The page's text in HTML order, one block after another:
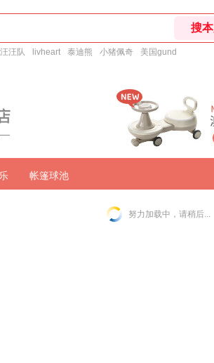
汪汪队 livheart 泰迪熊 小猪佩奇 美国gund
帐篷球池
努力加载中，请稍后...